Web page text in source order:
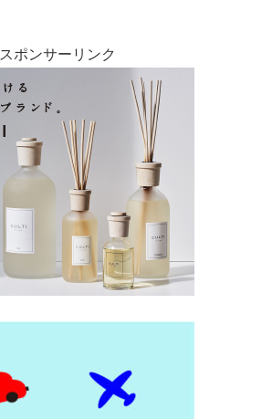
スポンサーリンク